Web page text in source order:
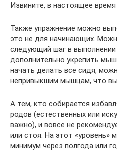
Извините, в настоящее
Также упражнение можно
это не для начинающих.
следующий шаг в выполнении
дополнительно укрепить
начать делать все сидя,
непривыкшим мышцам, что
А тем, кто собирается
родов (естественных или
важно), и вовсе не
или стоя. На этот «уровень»
минимум через полгода или